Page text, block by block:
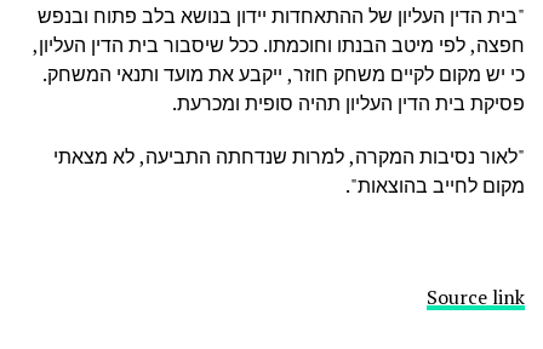
"בית הדין העליון של ההתאחדות יידון בנושא בלב פתוח ובנפש
חפצה, לפי מיטב הבנתו וחוכמתו. ככל שיסבור בית הדין העליון,
כי יש מקום לקיים משחק חוזר, ייקבע את מועד ותנאי המשחק.
פסיקת בית הדין העליון תהיה סופית ומכרעת.
"לאור נסיבות המקרה, למרות שנדחתה התביעה, לא מצאתי
מקום לחייב בהוצאות".
Source link